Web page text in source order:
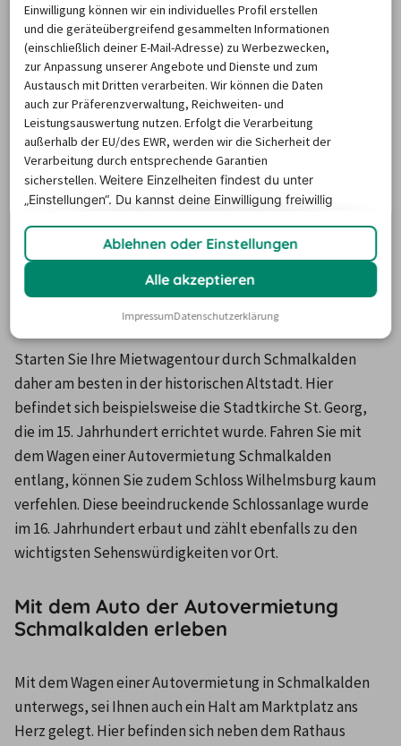
Schmalkalden unweit von Erfurt im südwestlichen
Thüringen verfügt über eine lange Vergangenheit: Bereits
im frühen 9. Jahrhundert ist die Stadt urkundlich
erwähnt. Fahren Sie mit dem Wagen einer
Autovermietung durch Schmalkalden, können Sie
allerorts Zeugnisse dieser teilweise bewegten Geschichte
entdecken. In der Stadt sind noch über 90 Prozent der
Fachwerkhäuser aus dem Spätmittelalter erhalten, was
Schmalkalden zu einem besonders lohnenswerten
Urlaubsziel macht.
Attraktionen und Sehenswürdigkeiten
in Schmalkalden
Starten Sie Ihre Mietwagentour durch Schmalkalden
daher am besten in der historischen Altstadt. Hier
befindet sich beispielsweise die Stadtkirche St. Georg,
die im 15. Jahrhundert errichtet wurde. Fahren Sie mit
dem Wagen einer Autovermietung Schmalkalden
entlang, können Sie zudem Schloss Wilhelmsburg kaum
verfehlen. Diese beeindruckende Schlossanlage wurde
im 16. Jahrhundert erbaut und zählt ebenfalls zu den
wichtigsten Sehenswürdigkeiten vor Ort.
Mit dem Auto der Autovermietung
Schmalkalden erleben
Mit dem Wagen einer Autovermietung in Schmalkalden
unterwegs, sei Ihnen auch ein Halt am Marktplatz ans
Herz gelegt. Hier befinden sich neben dem Rathaus
Einwilligung können wir ein individuelles Profil erstellen
und die geräteübergreifend gesammelten Informationen
(einschließlich deiner E-Mail-Adresse) zu Werbezwecken,
zur Anpassung unserer Angebote und Dienste und zum
Austausch mit Dritten verarbeiten. Wir können die Daten
auch zur Präferenzverwaltung, Reichweiten- und
Leistungsauswertung nutzen. Erfolgt die Verarbeitung
außerhalb der EU/des EWR, werden wir die Sicherheit der
Verarbeitung durch entsprechende Garantien
sicherstellen.Weitere Einzelheiten findest du unter
„Einstellungen“. Du kannst deine Einwilligung freiwillig
Ablehnen oder Einstellungen
Alle akzeptieren
ImpressumDatenschutzerklärung